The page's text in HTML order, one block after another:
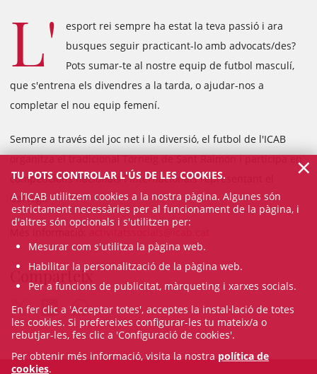
L'
esport rei sempre ha estat la teva passió i ara
busques seguir practicant-lo amb advocats/des?
Pots sumar-te al nostre equip de futbol masculí,
que s'entrena els divendres a la tarda, o ajudar-nos a
completar el nou equip femení.
Sempre a través del joc net i la diversió, el futbol de l'ICAB
organitza el tradicional Torneig de Sant Raimon i participa en
competicions nacionals i internacionals representant el
Col·legi.
Més informació: activitatssocials@icab.cat
Comparteix
TU POTS CONTROLAR L'ÚS DE LES COOKIES.
A l’ICAB utilitzem cookies a la nostra pàgina. Algunes són
estrictament necessàries per al funcionament de la pàgina, i
d'altres són opcionals i s'utilitzen per:
Mesurar com s'utilitza la pàgina web.
Habilitar la personalització de la pàgina web.
Per a funcions de publicitat, màrqueting i xarxes socials.
En fer clic a 'Acceptar totes', acceptes la instal·lació de totes
les cookies. Si prefereixes configurar-les tu mateix/a o
rebutjar-les, fes clic a 'Configuració de cookies'.
Per obtenir més informació, visita la nostra política de
cookies.
×